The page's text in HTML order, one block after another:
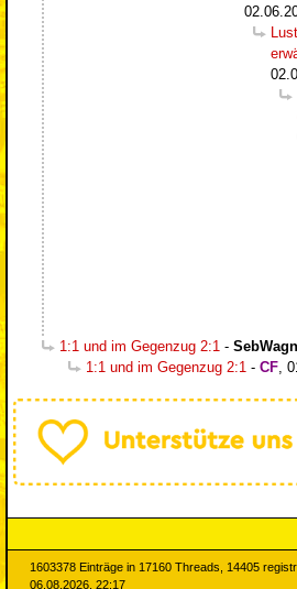
1:1 und im Gegenzug 2:1 - SebWagn
1:1 und im Gegenzug 2:1 - CF
1603378 Einträge in 17160 Threads, 14405
06.08.2026, 22:17